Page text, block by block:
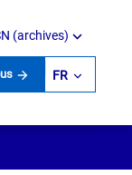
(archives)
FR